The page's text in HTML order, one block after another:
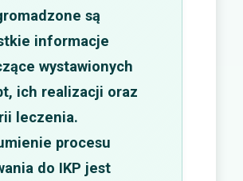
są
informacje
wystawionych
ich realizacji oraz
leczenia.
procesu
do IKP jest